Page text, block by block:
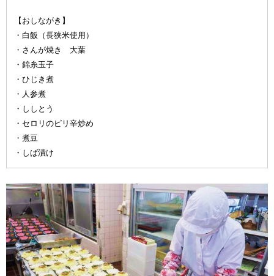
【おしながき】
・白飯（長狭米使用）
・さんが焼き 大葉
・錦糸玉子
・ひじき煮
・人参煮
・ししとう
・セロリのピリ辛炒め
・煮豆
・しば漬け